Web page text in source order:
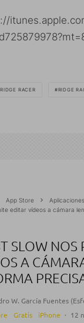
RIDGE RACER RIDGE
App Store
Aplicaciones
editar vídeos a cámara
SLOW NOS
A
W. García Fuentes
Gratis iPhone · 12